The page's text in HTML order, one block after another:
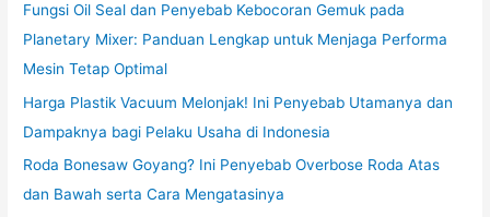
Fungsi Oil Seal dan Penyebab Kebocoran Gemuk pada
Planetary Mixer: Panduan Lengkap untuk Menjaga Performa
Mesin Tetap Optimal
Harga Plastik Vacuum Melonjak! Ini Penyebab Utamanya dan
Dampaknya bagi Pelaku Usaha di Indonesia
Roda Bonesaw Goyang? Ini Penyebab Overbose Roda Atas
dan Bawah serta Cara Mengatasinya